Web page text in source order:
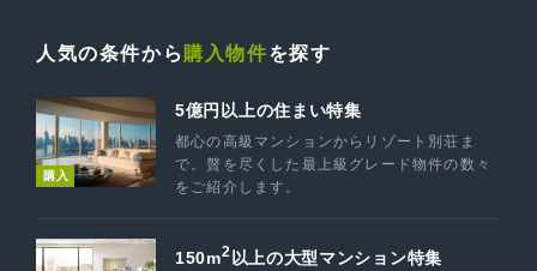
人気の条件から 購入物件を探す
購入
5億円以上の住まい特集
都心の高級マンションからリゾート別荘ま
で。贅を尽くした最上級グレード物件の数々
をご紹介します。
150m2 以上の大型マンション特集